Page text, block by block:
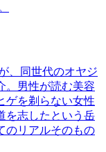
、同世代のオヤジ
。男性が読む美容
ゲを剃らない女性
を志したという岳
のリアルそのもの